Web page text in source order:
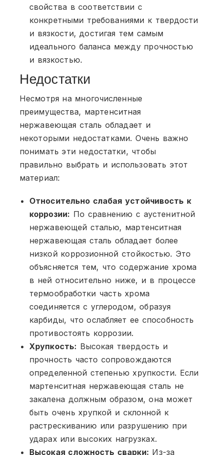
свойства в соответствии с
конкретными требованиями к твердости
и вязкости, достигая тем самым
идеального баланса между прочностью
и вязкостью.
Недостатки
Несмотря на многочисленные
преимущества, мартенситная
нержавеющая сталь обладает и
некоторыми недостатками. Очень важно
понимать эти недостатки, чтобы
правильно выбрать и использовать этот
материал:
Относительно слабая устойчивость к
коррозии: По сравнению с аустенитной
нержавеющей сталью, мартенситная
нержавеющая сталь обладает более
низкой коррозионной стойкостью. Это
объясняется тем, что содержание хрома
в ней относительно ниже, и в процессе
термообработки часть хрома
соединяется с углеродом, образуя
карбиды, что ослабляет ее способность
противостоять коррозии.
Хрупкость: Высокая твердость и
прочность часто сопровождаются
определенной степенью хрупкости. Если
мартенситная нержавеющая сталь не
закалена должным образом, она может
быть очень хрупкой и склонной к
растрескиванию или разрушению при
ударах или высоких нагрузках.
Высокая сложность сварки: Из-за